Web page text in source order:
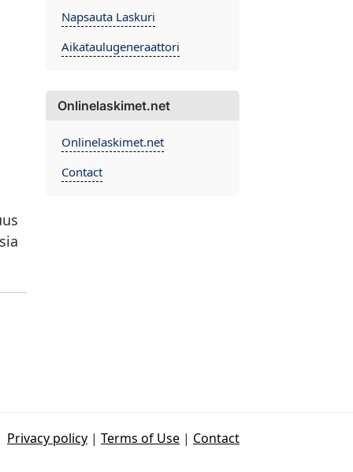
Napsauta Laskuri
Aikataulugeneraattori
Onlinelaskimet.net
Onlinelaskimet.net
Contact
Privacy policy | Terms of Use | Contact